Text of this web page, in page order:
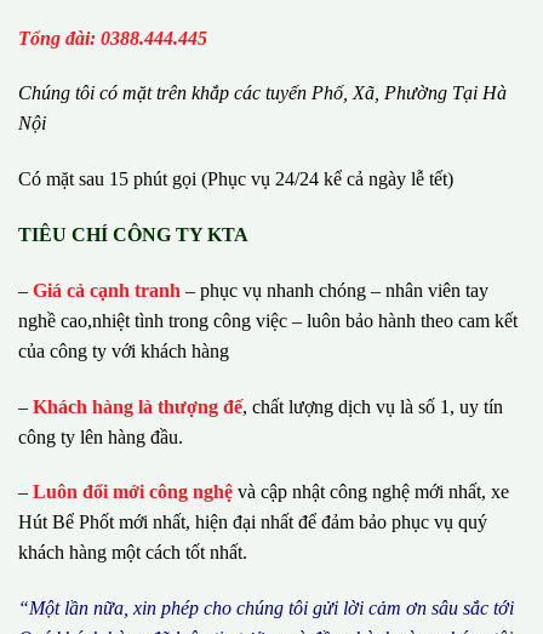
Tổng đài: 0388.444.445
Chúng tôi có mặt trên khắp các tuyến Phố, Xã, Phường Tại Hà
Nội
Có mặt sau 15 phút gọi (Phục vụ 24/24 kể cả ngày lễ tết)
TIÊU CHÍ CÔNG TY KTA
– Giá cả cạnh tranh – phục vụ nhanh chóng – nhân viên tay
nghề cao,nhiệt tình trong công việc – luôn bảo hành theo cam kết
của công ty với khách hàng
– Khách hàng là thượng đế, chất lượng dịch vụ là số 1, uy tín
công ty lên hàng đầu.
– Luôn đổi mới công nghệ và cập nhật công nghệ mới nhất, xe
Hút Bể Phốt mới nhất, hiện đại nhất để đảm bảo phục vụ quý
khách hàng một cách tốt nhất.
“Một lần nữa, xin phép cho chúng tôi gửi lời cảm ơn sâu sắc tới